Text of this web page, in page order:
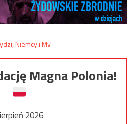
Magna Polonia!
2026